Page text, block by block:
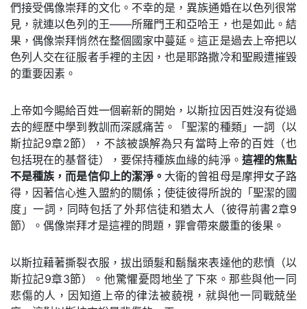
們接受偶像崇拜的文化。不幸的是，異族通婚在以色列很常
見，就連以色列的王——所羅門王和亞哈王，也是如此。結
果，偶像崇拜悄然在整個國家中蔓延。這正是過去上帝把以
色列人交在征服者手裡的主因，也是耶路撒冷和聖殿遭摧毀
的重要因素。
上帝如今賜給百姓一個嶄新的開始，以斯拉因百姓沒有從過
去的經歷中學到教訓而深感痛苦。「聖潔的種類」一詞（以
斯拉記9章2節），不該被誤解為只有當時上帝的百姓（也
包括現在的基督徒），要保持種族血緣的純淨。 這裡的焦點
不是種族，而是信仰上的潔淨。 大衛的曾祖母是摩押女子路
得，因著信心進入盟約的關係；使徒彼得所說的「聖潔的國
度」一詞，同時包括了外邦信徒和猶太人（彼得前書2章9
節）。偶像崇拜才是這裡的問題，罪會帶來嚴重的後果。
以斯拉藉著撕裂衣服，拔出頭髮和鬍鬚來表達他的悲憤（以
斯拉記9章3節）。他驚懼憂悶地坐了下來。那些與他一同
悲傷的人，因知道上帝的律法被藐視，就與他一同戰兢坐